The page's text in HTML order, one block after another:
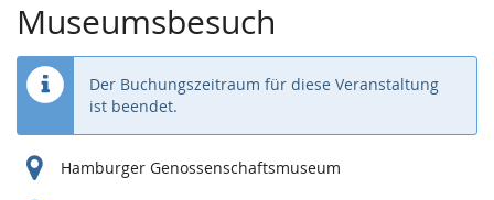
Museumsbesuch
Der Buchungszeitraum für diese Veranstaltung
ist beendet.
Hamburger Genossenschaftsmuseum